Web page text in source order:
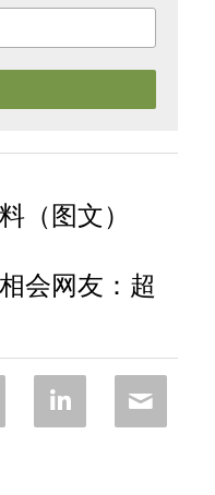
（图文）
会网友：超